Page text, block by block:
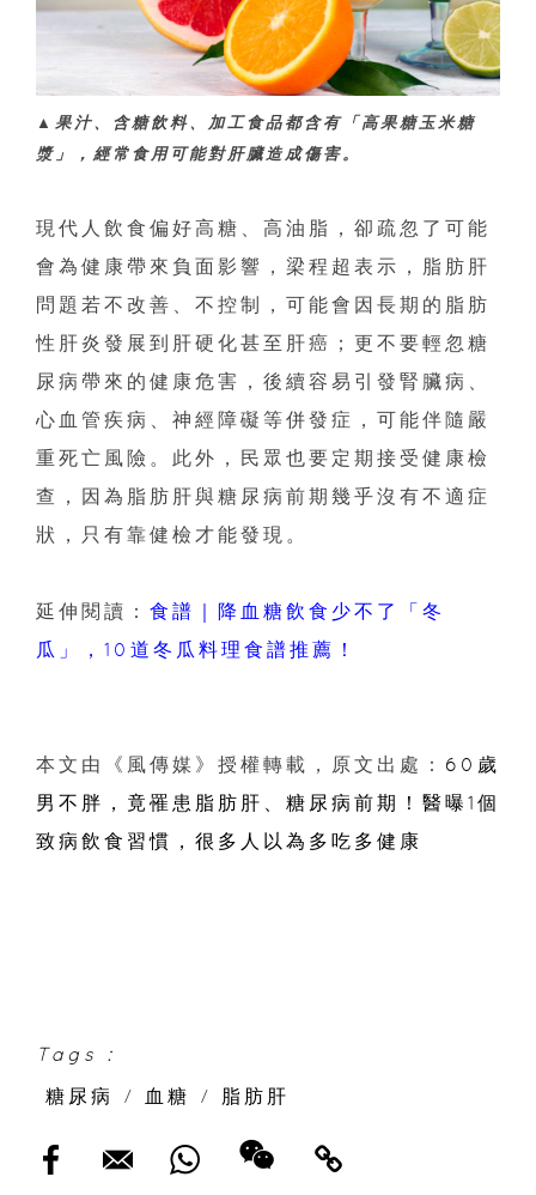
▲果汁、含糖飲料、加工食品都含有「高果糖玉米糖
漿」，經常食用可能對肝臟造成傷害。
現代人飲食偏好高糖、高油脂，卻疏忽了可能
會為健康帶來負面影響，梁程超表示，脂肪肝
問題若不改善、不控制，可能會因長期的脂肪
性肝炎發展到肝硬化甚至肝癌；更不要輕忽糖
尿病帶來的健康危害，後續容易引發腎臟病、
心血管疾病、神經障礙等併發症，可能伴隨嚴
重死亡風險。此外，民眾也要定期接受健康檢
查，因為脂肪肝與糖尿病前期幾乎沒有不適症
狀，只有靠健檢才能發現。
延伸閱讀： 食譜｜降血糖飲食少不了「冬
瓜」，10道冬瓜料理食譜推薦！
本文由《風傳媒》授權轉載，原文出處： 60歲
男不胖，竟罹患脂肪肝、糖尿病前期！醫曝1個
致病飲食習慣，很多人以為多吃多健康
Tags :
糖尿病
/ 血糖 / 脂肪肝